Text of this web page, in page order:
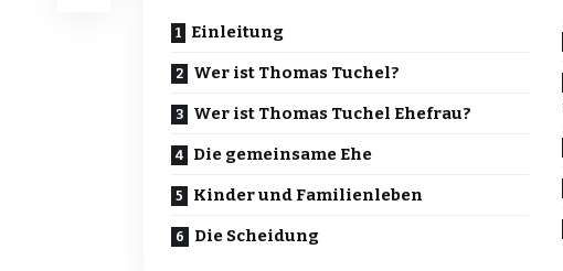
Einleitung
Wer ist Thomas Tuchel?
Wer ist Thomas Tuchel Ehefrau?
Die gemeinsame Ehe
Kinder und Familienleben
Die Scheidung